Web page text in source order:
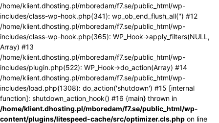
/home/klient.dhosting.pl/mboredam/f7.se/public_html/wp-
includes/class-wp-hook.php(341): wp_ob_end_flush_all('') #12
/home/klient.dhosting.pl/mboredam/f7.se/public_html/wp-
includes/class-wp-hook.php(365): WP_Hook->apply_filters(NULL,
Array) #13
/home/klient.dhosting.pl/mboredam/f7.se/public_html/wp-
includes/plugin.php(522): WP_Hook->do_action(Array) #14
/home/klient.dhosting.pl/mboredam/f7.se/public_html/wp-
includes/load.php(1308): do_action('shutdown') #15 [internal
function]: shutdown_action_hook() #16 {main} thrown in
/home/klient.dhosting.pl/mboredam/f7.se/public_html/wp-
content/plugins/litespeed-cache/src/optimizer.cls.php on line